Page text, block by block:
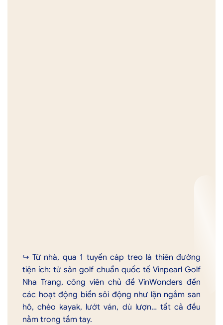
↪︎ Từ nhà, qua 1 tuyến cáp treo là thiên đường
tiện ích: từ sân golf chuẩn quốc tế Vinpearl Golf
Nha Trang, công viên chủ đề VinWonders đến
các hoạt động biển sôi động như lặn ngắm san
hô, chèo kayak, lướt ván, dù lượn… tất cả đều
nằm trong tầm tay.